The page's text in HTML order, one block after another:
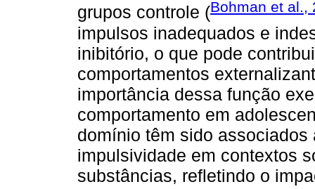
grupos controle (Bohman et al.,
impulsos inadequados e
inibitório, o que pode
comportamentos
importância dessa função
comportamento em
domínio têm sido
impulsividade em contextos
substâncias, refletindo o